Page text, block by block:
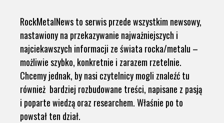
RockMetalNews to serwis przede wszystkim newsowy,
nastawiony na przekazywanie najważniejszych i
najciekawszych informacji ze świata rocka/metalu –
możliwie szybko, konkretnie i zarazem rzetelnie.
Chcemy jednak, by nasi czytelnicy mogli znaleźć tu
również bardziej rozbudowane treści, napisane z pasją
i poparte wiedzą oraz researchem. Właśnie po to
powstał ten dział.